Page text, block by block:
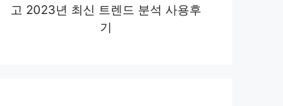
고 2023년 최신 트렌드 분석 사용후
기